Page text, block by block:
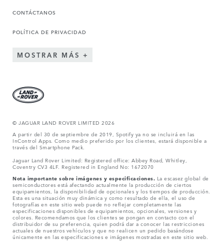
CONTÁCTANOS
POLÍTICA DE PRIVACIDAD
MOSTRAR MÁS
© JAGUAR LAND ROVER LIMITED 2026
A partir del 30 de septiembre de 2019, Spotify ya no se incluirá en las
InControl Apps. Como medio preferido por los clientes, estará disponible a
través del Smartphone Pack.
Jaguar Land Rover Limited: Registered office: Abbey Road, Whitley,
Coventry CV3 4LF. Registered in England No: 1672070
Nota importante sobre imágenes y especificaciones. La escasez global de
semiconductores está afectando actualmente la producción de ciertos
equipamientos, la disponibilidad de opcionales y los tiempos de producción.
Esta es una situación muy dinámica y como resultado de ella, el uso de
fotografías en este sitio web puede no reflejar completamente las
especificaciones disponibles de equipamientos, opcionales, versiones y
colores. Recomendamos que los clientes se pongan en contacto con el
distribuidor de su preferencia, quien podrá dar a conocer las restricciones
actuales de nuestros vehículos y que no realicen un pedido basándose
únicamente en las especificaciones e imágenes mostradas en este sitio web.